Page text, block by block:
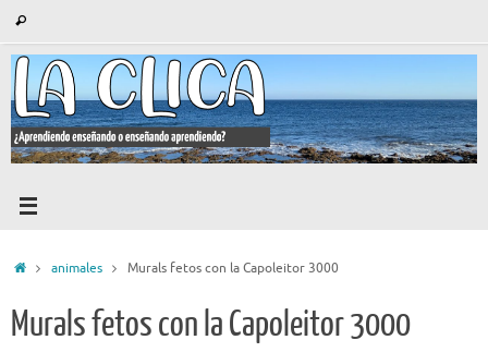
contenido
Buscar
Inicioanimales Murals fetos con la Capoleitor 3000
Murals fetos con la Capoleitor 3000